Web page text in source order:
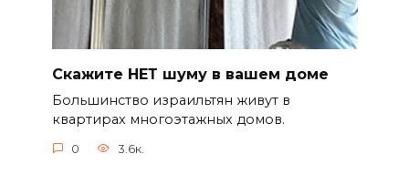
Скажите НЕТ шуму в вашем доме
Большинство израильтян живут в
квартирах многоэтажных домов.
0 3.6к.